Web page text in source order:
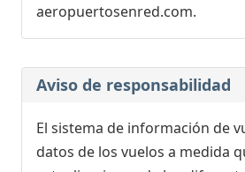
aeropuertosenred.com.
Aviso de responsabilidad
El sistema de información de
datos de los vuelos a medida